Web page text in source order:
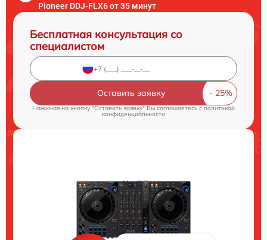
Pioneer DDJ-FLX6 от 35 минут
Бесплатная консультация со
специалистом
Оставить заявку
Нажимая на кнопку "Оставить заявку" Вы соглашаетесь cполитикой
конфиденциальности